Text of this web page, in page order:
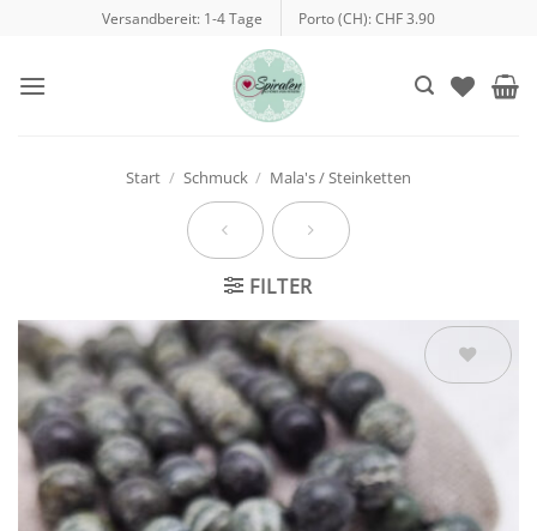
springen
Versandbereit: 1-4 Tage Porto (CH): CHF 3.90
Start / Schmuck / Mala's / Steinketten
FILTER
Auf die
Wunschliste